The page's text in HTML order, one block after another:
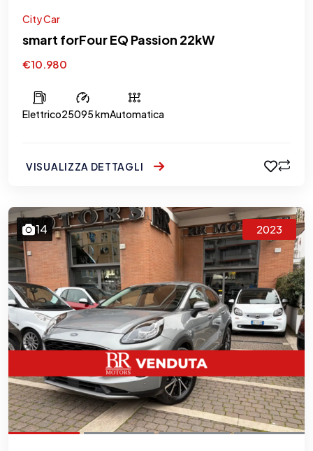
City Car
smart forFour EQ Passion 22kW
€10.980
Elettrico25095 kmAutomatica
VISUALIZZA DETTAGLI
14 2023